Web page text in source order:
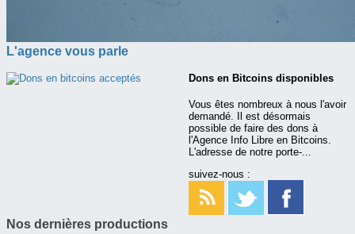
L'agence vous parle
Dons en Bitcoins disponibles
Vous êtes nombreux à nous l'avoir
demandé. Il est désormais
possible de faire des dons à
l'Agence Info Libre en Bitcoins.
L'adresse de notre porte-...
suivez-nous :
Nos dernières productions